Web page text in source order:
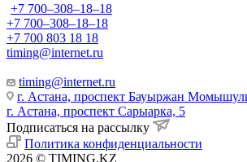
+7 700‒308‒18‒18
+7 700‒308‒18‒18
+7 700 803 18 18
timing@internet.ru
timing@internet.ru
г. Астана, проспект Бауыржан
г. Астана, проспект Сарыарка, 5
Подписаться на рассылку
Политика конфиденциальности
2026 © TIMING.KZ